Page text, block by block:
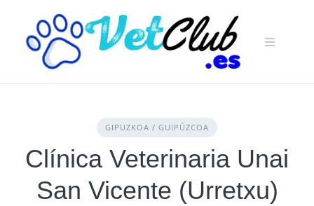
content
GIPUZKOA / GUIPÚZCOA
Clínica Veterinaria Unai
San Vicente (Urretxu)